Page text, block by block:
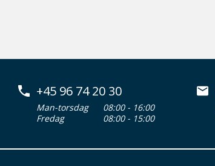
+45 96 74 20 30
Man-torsdag
08:00 - 16:00
Fredag
08:00 - 15:00